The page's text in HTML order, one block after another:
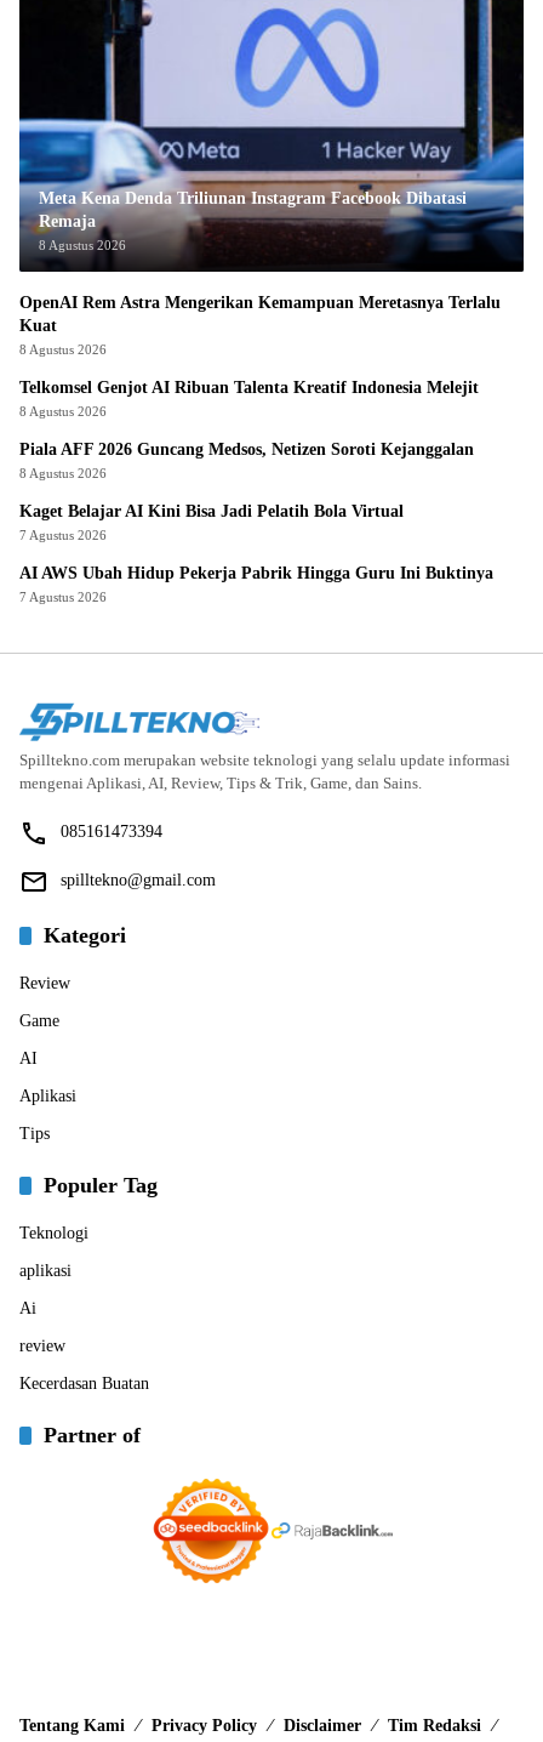
Meta Kena Denda Triliunan Instagram Facebook Dibatasi
Remaja
8 Agustus 2026
OpenAI Rem Astra Mengerikan Kemampuan Meretasnya Terlalu
Kuat
8 Agustus 2026
Telkomsel Genjot AI Ribuan Talenta Kreatif Indonesia Melejit
8 Agustus 2026
Piala AFF 2026 Guncang Medsos, Netizen Soroti Kejanggalan
8 Agustus 2026
Kaget Belajar AI Kini Bisa Jadi Pelatih Bola Virtual
7 Agustus 2026
AI AWS Ubah Hidup Pekerja Pabrik Hingga Guru Ini Buktinya
7 Agustus 2026
Spilltekno.com merupakan website teknologi yang selalu update informasi
mengenai Aplikasi, AI, Review, Tips & Trik, Game, dan Sains.
085161473394
spilltekno@gmail.com
Kategori
Review
Game
AI
Aplikasi
Tips
Populer Tag
Teknologi
aplikasi
Ai
review
Kecerdasan Buatan
Partner of
Tentang Kami Privacy Policy Disclaimer Tim Redaksi